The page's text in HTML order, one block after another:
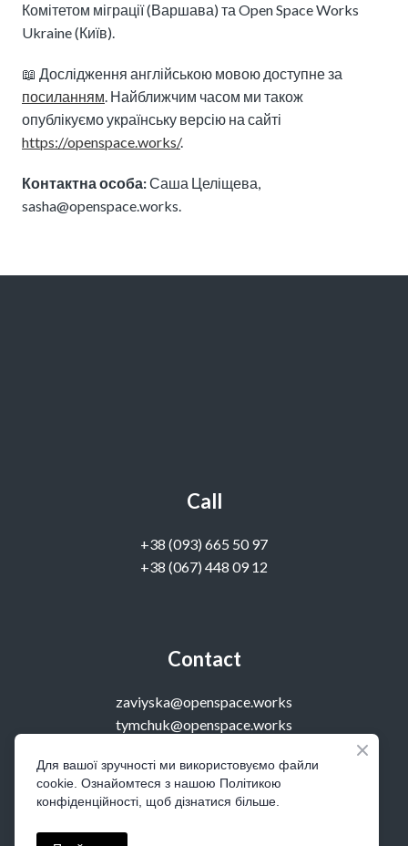
Комітетом міграції (Варшава) та Open Space Works
Ukraine (Київ).
📖 Дослідження англійською мовою доступне за
посиланням. Найближчим часом ми також
опублікуємо українську версію на сайті
https://openspace.works/.
Контактна особа:Саша Целіщева,
sasha@openspace.works.
Call
‭+38 (093) 665 50 97‬
+38 (067) 448 09 12
Contact
zaviyska@openspace.works
tymchuk@openspace.works
Visit
office 14, Kostolna 4, Kyiv, Ukraine
Для вашої зручності ми використовуємо файли
cookie. Ознайомтеся з нашою Політикою
конфіденційності, щоб дізнатися більше.